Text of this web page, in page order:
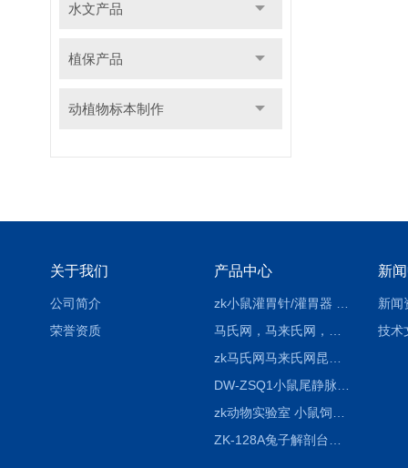
水文产品
植保产品
动植物标本制作
关于我们
公司简介
荣誉资质
产品中心 新
新闻
技术